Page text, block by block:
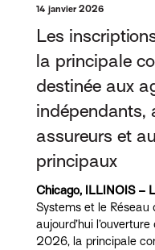
14 janvier 2026
Les
la principale
destinée aux
indépendants,
assureurs et
principaux
Chicago, ILLINOIS –
Systems et le
aujourd’hui
2026, la principale